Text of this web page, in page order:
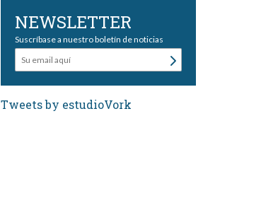
NEWSLETTER
Suscríbase a nuestro boletín de noticias
Tweets by estudioVork